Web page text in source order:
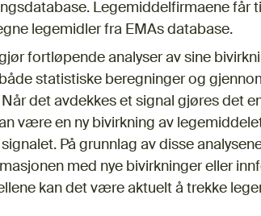
Legemiddelfirmaene får
legemidler fra EMAs database.
fortløpende analyser av sine
statistiske beregninger og
det avdekkes et signal gjøres det
være en ny bivirkning av
På grunnlag av disse
med nye bivirkninger eller
kan det være aktuelt å trekke